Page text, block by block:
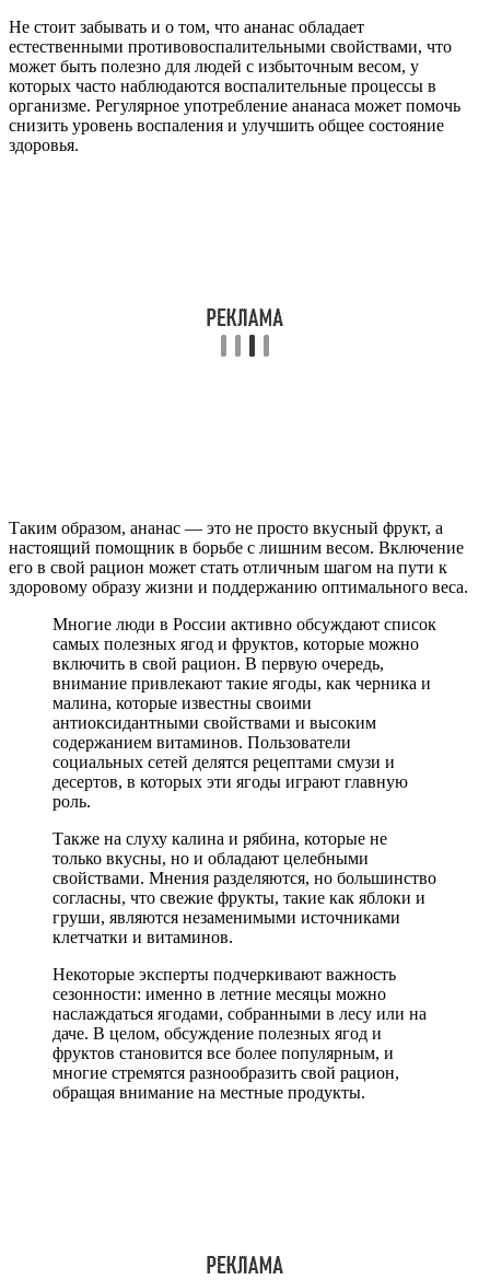
Не стоит забывать и о том, что ананас обладает
естественными противовоспалительными свойствами, что
может быть полезно для людей с избыточным весом, у
которых часто наблюдаются воспалительные процессы в
организме. Регулярное употребление ананаса может помочь
снизить уровень воспаления и улучшить общее состояние
здоровья.
Таким образом, ананас — это не просто вкусный фрукт, а
настоящий помощник в борьбе с лишним весом. Включение
его в свой рацион может стать отличным шагом на пути к
здоровому образу жизни и поддержанию оптимального веса.
Многие люди в России активно обсуждают список
самых полезных ягод и фруктов, которые можно
включить в свой рацион. В первую очередь,
внимание привлекают такие ягоды, как черника и
малина, которые известны своими
антиоксидантными свойствами и высоким
содержанием витаминов. Пользователи
социальных сетей делятся рецептами смузи и
десертов, в которых эти ягоды играют главную
роль.
Также на слуху калина и рябина, которые не
только вкусны, но и обладают целебными
свойствами. Мнения разделяются, но большинство
согласны, что свежие фрукты, такие как яблоки и
груши, являются незаменимыми источниками
клетчатки и витаминов.
Некоторые эксперты подчеркивают важность
сезонности: именно в летние месяцы можно
наслаждаться ягодами, собранными в лесу или на
даче. В целом, обсуждение полезных ягод и
фруктов становится все более популярным, и
многие стремятся разнообразить свой рацион,
обращая внимание на местные продукты.